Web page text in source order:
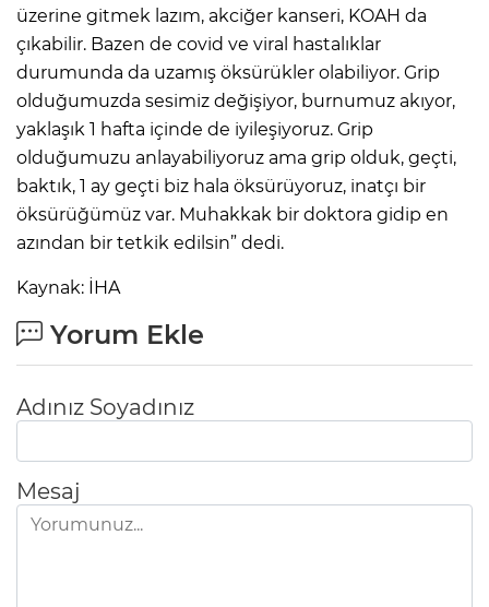
üzerine gitmek lazım, akciğer kanseri, KOAH da
çıkabilir. Bazen de covid ve viral hastalıklar
durumunda da uzamış öksürükler olabiliyor. Grip
olduğumuzda sesimiz değişiyor, burnumuz akıyor,
yaklaşık 1 hafta içinde de iyileşiyoruz. Grip
olduğumuzu anlayabiliyoruz ama grip olduk, geçti,
baktık, 1 ay geçti biz hala öksürüyoruz, inatçı bir
öksürüğümüz var. Muhakkak bir doktora gidip en
azından bir tetkik edilsin” dedi.
Kaynak: İHA
Yorum Ekle
Adınız Soyadınız
Mesaj